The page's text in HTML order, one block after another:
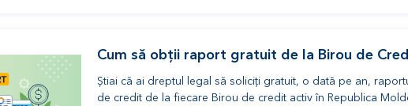
Cum să obții raport gratuit de la Birou de
Știai că ai dreptul legal să soliciți gratuit, o dată pe an,
de credit de la fiecare Birou de credit activ în Republica